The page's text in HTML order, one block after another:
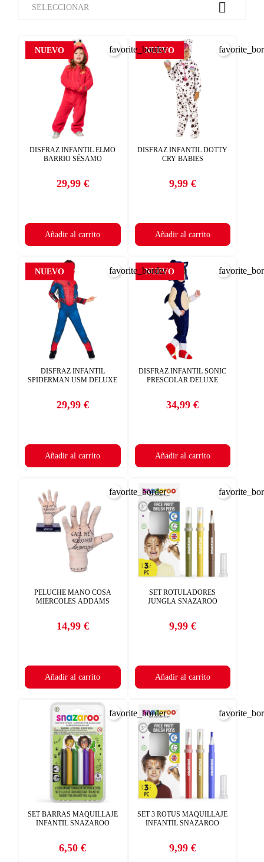
SELECCIONAR 
DISFRAZ INFANTIL ELMO
BARRIO SÉSAMO
Precio
29,99 €
NUEVO
Añadir al carrito
favorite_border
DISFRAZ INFANTIL DOTTY
CRY BABIES
Precio
9,99 €
NUEVO
Añadir al carrito
DISFRAZ INFANTIL
SPIDERMAN USM DELUXE
Precio
29,99 €
NUEVO
Añadir al carrito
favorite_border
DISFRAZ INFANTIL SONIC
PRESCOLAR DELUXE
Precio
34,99 €
NUEVO
Añadir al carrito
PELUCHE MANO COSA
MIERCOLES ADDAMS
Precio
14,99 €
Añadir al carrito
favorite_border
SET ROTULADORES
JUNGLA SNAZAROO
Precio
9,99 €
Añadir al carrito
SET BARRAS MAQUILLAJE
INFANTIL SNAZAROO
Precio
6,50 €
favorite_border
SET 3 ROTUS MAQUILLAJE
INFANTIL SNAZAROO
Precio
9,99 €